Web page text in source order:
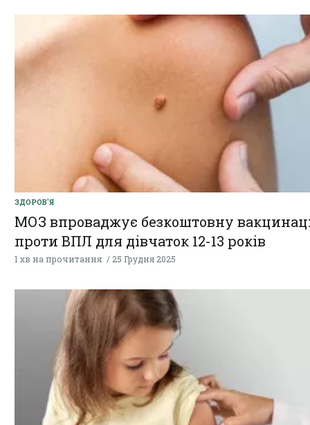
ЗДОРОВ'Я
МОЗ впроваджує безкоштовну
проти ВПЛ для дівчаток 12-13 років
1 хв на прочитання 25 Грудня 2025